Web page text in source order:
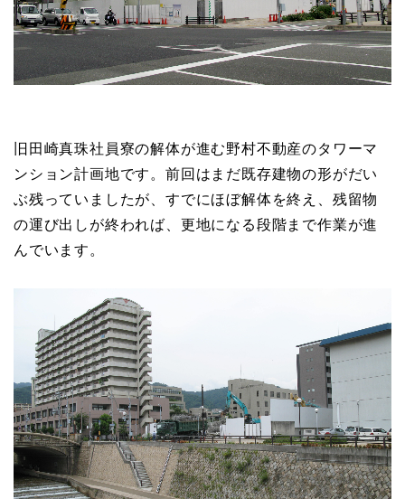
旧田崎真珠社員寮の解体が進む野村不動産のタワーマ
ンション計画地です。前回はまだ既存建物の形がだい
ぶ残っていましたが、すでにほぼ解体を終え、残留物
の運び出しが終われば、更地になる段階まで作業が進
んでいます。